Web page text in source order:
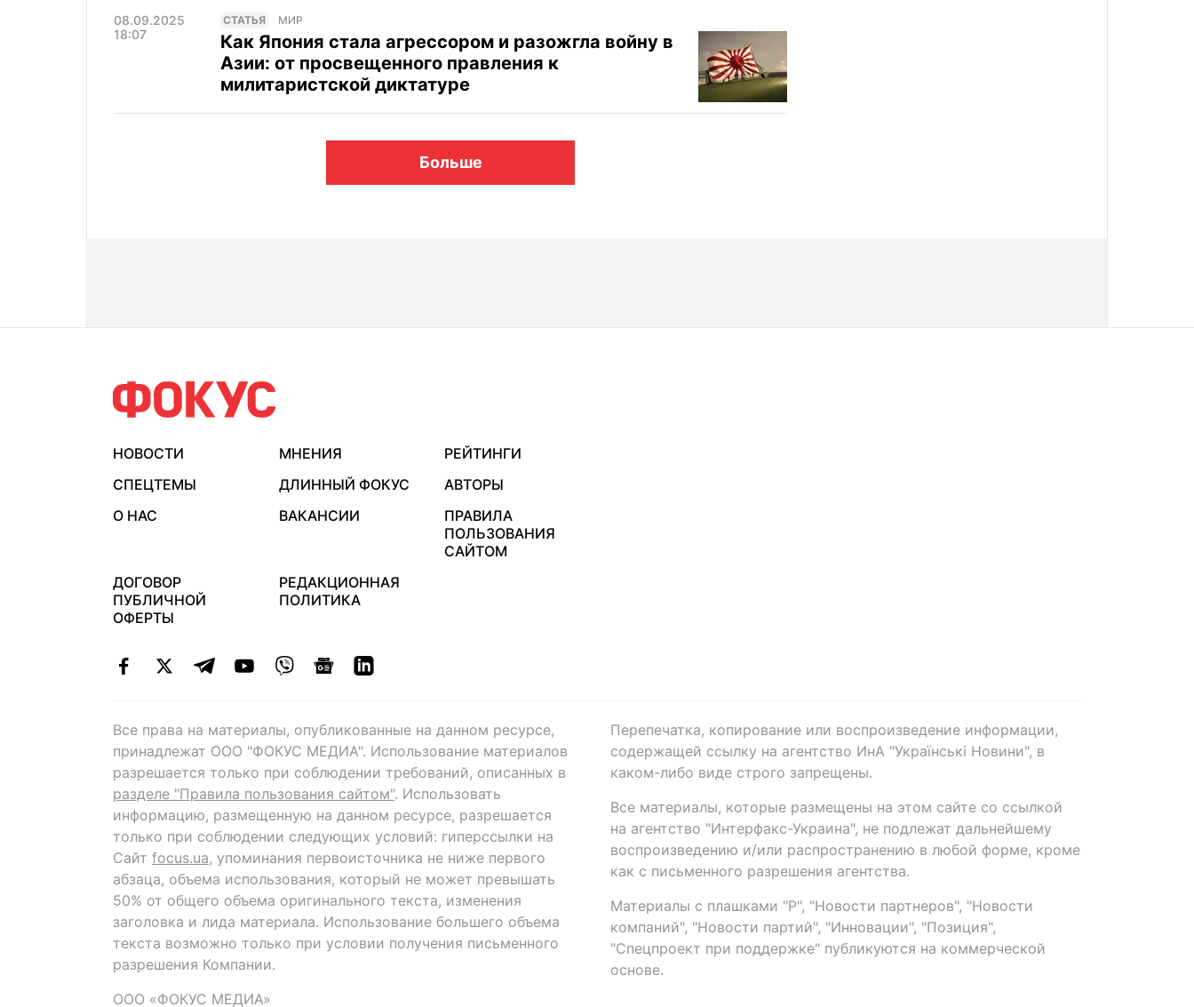
08.09.2025
18:07
CТАТЬЯ МИР
Как Япония стала агрессором и разожгла войну в
Азии: от просвещенного правления к
милитаристской диктатуре
Больше
НОВОСТИ МНЕНИЯ
РЕЙТИНГИ
СПЕЦТЕМЫ
ДЛИННЫЙ ФОКУС
АВТОРЫ
О НАС
ВАКАНСИИ
ПРАВИЛА
ПОЛЬЗОВАНИЯ
САЙТОМ
ДОГОВОР
ПУБЛИЧНОЙ
ОФЕРТЫ
РЕДАКЦИОННАЯ
ПОЛИТИКА
Все права на материалы, опубликованные на данном ресурсе,
принадлежат ООО "ФОКУС МЕДИА". Использование материалов
разрешается только при соблюдении требований, описанных в
разделе "Правила пользования сайтом". Использовать
информацию, размещенную на данном ресурсе, разрешается
только при соблюдении следующих условий: гиперссылки на
Сайт focus.ua, упоминания первоисточника не ниже первого
абзаца, объема использования, который не может превышать
50% от общего объема оригинального текста, изменения
заголовка и лида материала. Использование большего объема
текста возможно только при условии получения письменного
разрешения Компании.
ООО «ФОКУС МЕДИА»
Перепечатка, копирование или воспроизведение информации,
содержащей ссылку на агентство ИнА "Українські Новини", в
каком-либо виде строго запрещены.
Все материалы, которые размещены на этом сайте со ссылкой
на агентство "Интерфакс-Украина", не подлежат дальнейшему
воспроизведению и/или распространению в любой форме, кроме
как с письменного разрешения агентства.
Материалы с плашками "Р", "Новости партнеров", "Новости
компаний", "Новости партий", "Инновации", "Позиция",
"Спецпроект при поддержке" публикуются на коммерческой
основе.